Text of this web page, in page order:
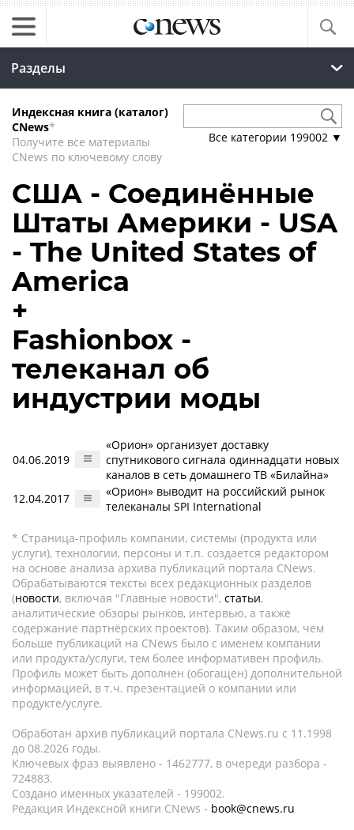
Разделы
Индексная книга (каталог)
CNews*
Получите все материалы
CNews по ключевому слову
Все категории 199002 ▼
США - Соединённые
Штаты Америки - USA
- The United States of
America
+
Fashionbox -
телеканал об
индустрии моды
04.06.2019
«Орион» организует доставку
спутникового сигнала одиннадцати новых
каналов в сеть домашнего ТВ «Билайна»
12.04.2017
«Орион» выводит на российский рынок
телеканалы SPI International
* Страница-профиль компании, системы (продукта или
услуги), технологии, персоны и т.п. создается редактором
на основе анализа архива публикаций портала CNews.
Обрабатываются тексты всех редакционных разделов
(новости, включая "Главные новости", статьи,
аналитические обзоры рынков, интервью, а также
содержание партнёрских проектов). Таким образом, чем
больше публикаций на CNews было с именем компании
или продукта/услуги, тем более информативен профиль.
Профиль может быть дополнен (обогащен) дополнительной
информацией, в т.ч. презентацией о компании или
продукте/услуге.
Обработан архив публикаций портала CNews.ru c 11.1998
до 08.2026 годы.
Ключевых фраз выявлено - 1462777, в очереди разбора -
724883.
Создано именных указателей - 199002.
Редакция Индексной книги CNews - book@cnews.ru